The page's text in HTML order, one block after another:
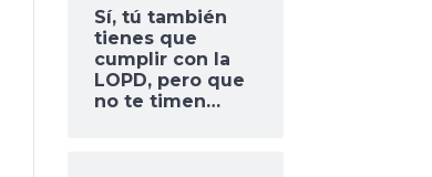
Sí, tú también
tienes que
cumplir con la
LOPD, pero que
no te timen…